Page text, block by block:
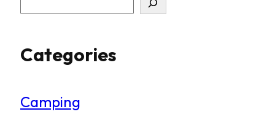
c
e
Categories
Camping